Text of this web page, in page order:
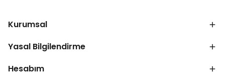
Kurumsal
Yasal Bilgilendirme
Hesabım